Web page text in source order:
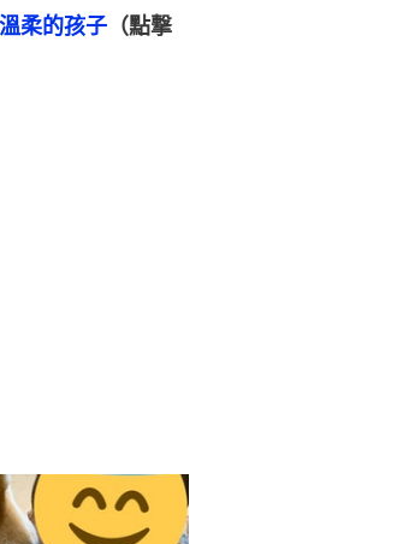
柔的孩子 （點撃